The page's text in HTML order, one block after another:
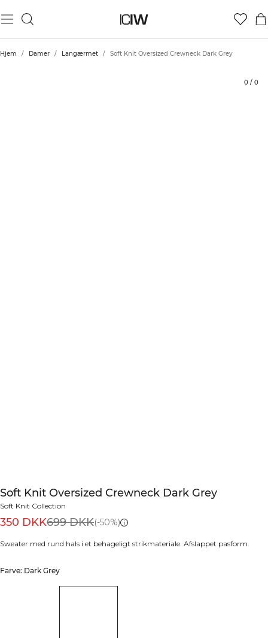
Hjem / Damer / Langærmet / Soft Knit Oversized Crewneck Dark Grey
0 / 0
Soft Knit Oversized Crewneck Dark Grey
Soft Knit Collection
350 DKK699 DKK(-50%)
Sweater med rund hals i et behageligt strikmateriale. Afslappet pasform.
Farve: Dark Grey